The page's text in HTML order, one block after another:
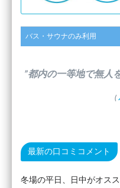
バス・サウナのみ利用
”都内の一等地で無人
(
最新の口コミコメント
冬場の平日、日中がオスス